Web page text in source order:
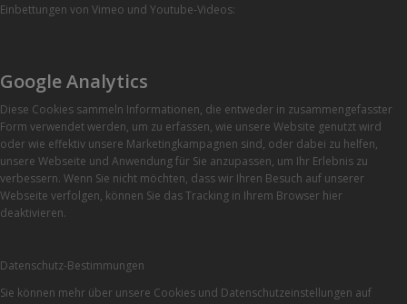
Einbettungen von Vimeo und Youtube-Videos:
Google Analytics
Diese Cookies sammeln Informationen, die entweder in zusammengefasster
Form verwendet werden, um zu erfassen, wie unsere Website genutzt wird
oder wie effektiv unsere Marketingkampagnen sind, oder dabei zu helfen,
unsere Webseite und Anwendung für Sie anzupassen, um Ihr Erlebnis zu
verbessern. Wenn Sie nicht möchten, dass wir Ihren Besuch auf unserer
Webseite verfolgen, können Sie das Tracking in Ihrem Browser hier
deaktivieren.
Datenschutz-Bestimmungen
Sie können mehr über unsere Cookies und Datenschutzeinstellungen auf